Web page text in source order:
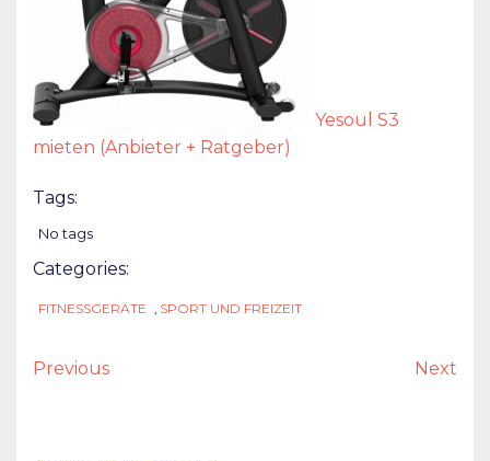
Yesoul S3
mieten (Anbieter + Ratgeber)
Tags:
No tags
Categories:
FITNESSGERÄTE , SPORT UND FREIZEIT
Previous Next